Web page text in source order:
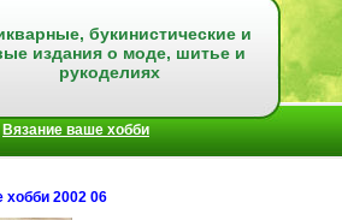
букинистические и
издания о моде, шитье и
рукоделиях
Вязание ваше хобби
хобби 2002 06